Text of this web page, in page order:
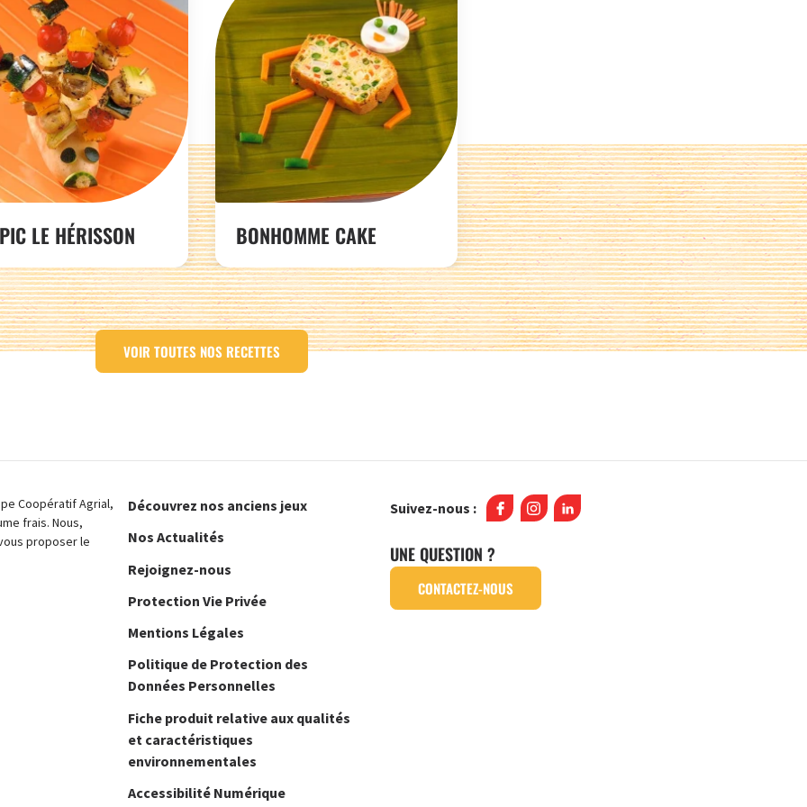
LE HÉRISSON BONHOMME CAKE
VOIR TOUTES NOS RECETTES
Coopératif Agrial,
frais. Nous,
proposer le
Découvrez nos anciens jeux
Nos Actualités
Rejoignez-nous
Protection Vie Privée
Mentions Légales
Politique de Protection des
Données Personnelles
Fiche produit relative aux qualités
et caractéristiques
environnementales
Accessibilité Numérique
Suivez-nous :
UNE QUESTION ?
CONTACTEZ-NOUS